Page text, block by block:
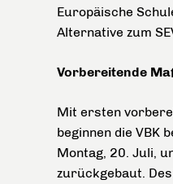
Europäische
Alternative zum
Vorbereitende
Mit ersten
beginnen die VBK
Montag, 20. Juli,
zurückgebaut.